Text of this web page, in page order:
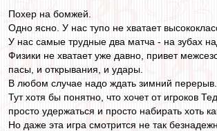
Похер на бомжей.
Одно ясно. У нас тупо не хватает
У нас самые трудные два матча - на зубах
Физики не хватает уже давно, привет
пасы, и открывания, и удары.
В любом случае надо ждать зимний перерыв.
Тут хотя бы понятно, что хочет от игроков
просто удержаться и просто набирать хоть
Но даже эта игра смотрится не так